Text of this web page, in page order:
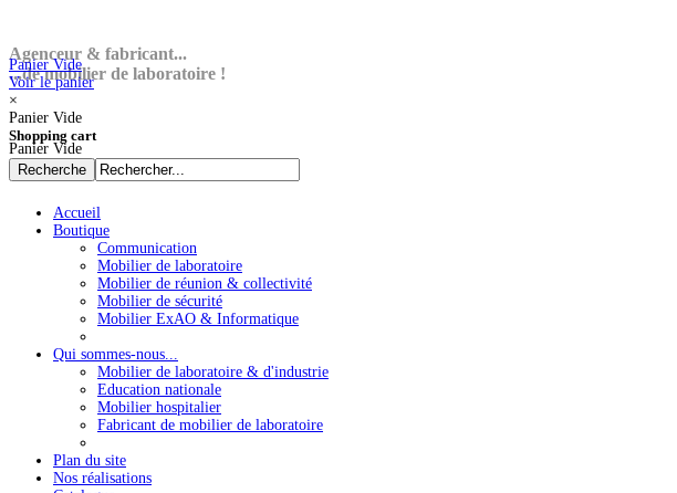
Agenceur & fabricant...
...de mobilier de laboratoire !
Panier Vide
Voir le panier
×
Panier Vide
Shopping cart
Panier Vide
Accueil
Boutique
Communication
Mobilier de laboratoire
Mobilier de réunion & collectivité
Mobilier de sécurité
Mobilier ExAO & Informatique
Qui sommes-nous...
Mobilier de laboratoire & d'industrie
Education nationale
Mobilier hospitalier
Fabricant de mobilier de laboratoire
Plan du site
Nos réalisations